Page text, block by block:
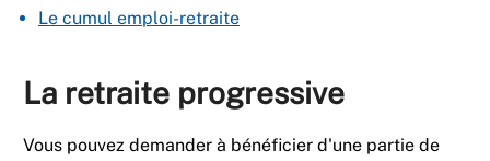
Le cumul emploi-retraite
La retraite progressive
Vous pouvez demander à bénéficier d'une partie de